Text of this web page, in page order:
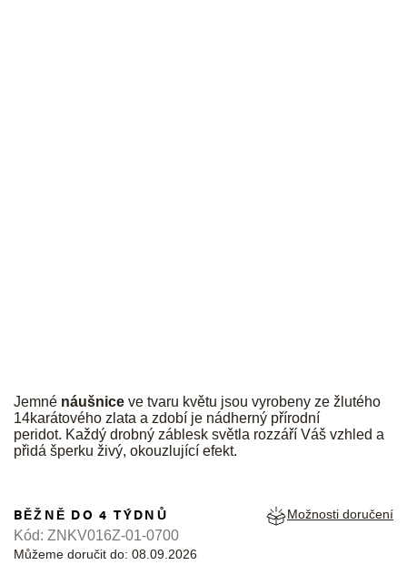
Jemné náušnice ve tvaru květu jsou vyrobeny ze žlutého
14karátového zlata a zdobí je nádherný přírodní
peridot. Každý drobný záblesk světla rozzáří Váš vzhled a
přidá šperku živý, okouzlující efekt.
BĚŽNĚ DO 4 TÝDNŮ
Můžeme doručit do: 08.09.2026
Možnosti doručení
Kód: ZNKV016Z-01-0700